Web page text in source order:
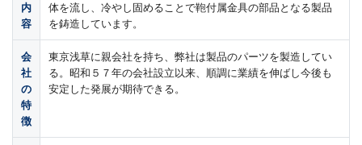
内
容
体を流し、冷やし固めることで鞄付属金具の部品となる製品
を鋳造しています。
会
社
の
特
徴
東京浅草に親会社を持ち、弊社は製品のパーツを製造してい
る。昭和５７年の会社設立以来、順調に業績を伸ばし今後も
安定した発展が期待できる。